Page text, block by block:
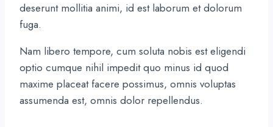
deserunt mollitia animi, id est laborum et dolorum
fuga.
Nam libero tempore, cum soluta nobis est eligendi
optio cumque nihil impedit quo minus id quod
maxime placeat facere possimus, omnis voluptas
assumenda est, omnis dolor repellendus.